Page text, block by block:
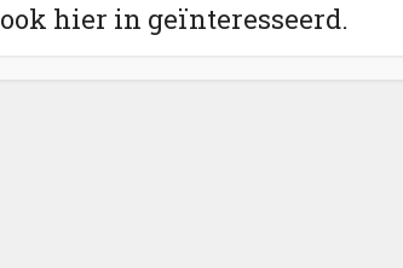
hier in geïnteresseerd.